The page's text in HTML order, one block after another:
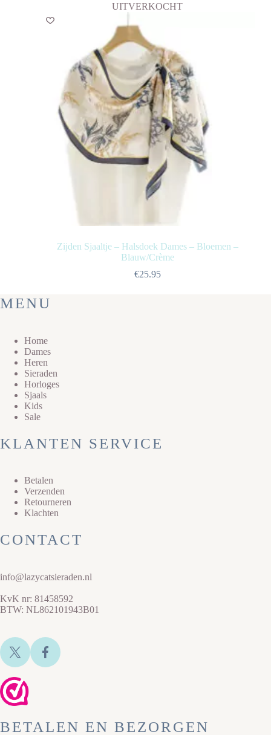
UITVERKOCHT
Zijden Sjaaltje – Halsdoek Dames – Bloemen –
Blauw/Crème
€25.95
MENU
Home
Dames
Heren
Sieraden
Horloges
Sjaals
Kids
Sale
KLANTEN SERVICE
Betalen
Verzenden
Retourneren
Klachten
CONTACT
info@lazycatsieraden.nl
KvK nr: 81458592
BTW: NL862101943B01
BETALEN EN BEZORGEN